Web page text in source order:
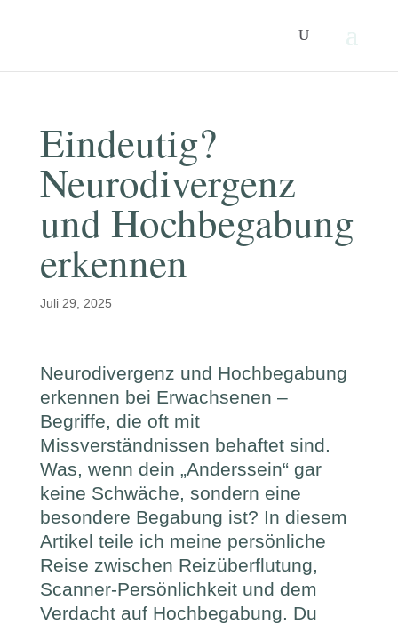
Eindeutig?
Neurodivergenz
und Hochbegabung
erkennen
Juli 29, 2025
Neurodivergenz und Hochbegabung
erkennen bei Erwachsenen –
Begriffe, die oft mit
Missverständnissen behaftet sind.
Was, wenn dein „Anderssein“ gar
keine Schwäche, sondern eine
besondere Begabung ist? In diesem
Artikel teile ich meine persönliche
Reise zwischen Reizüberflutung,
Scanner-Persönlichkeit und dem
Verdacht auf Hochbegabung. Du